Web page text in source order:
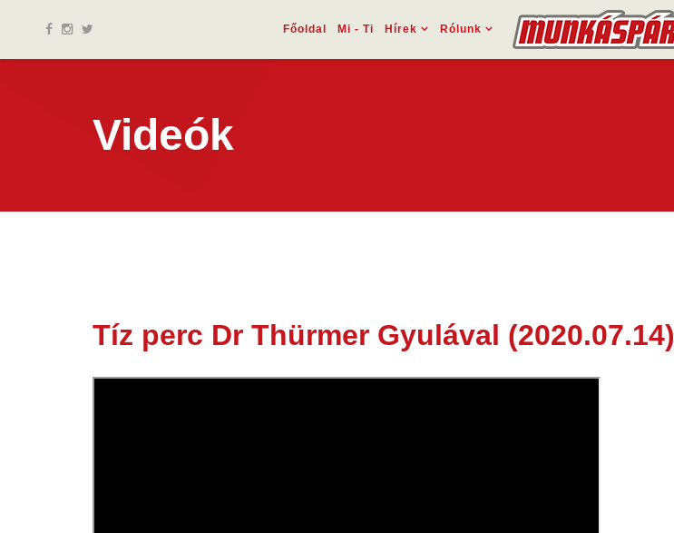
Főoldal Mi - Ti Hírek Rólunk
Videók
15 júl.
2020
Tíz perc Dr Thürmer Gyulával (2020.07.14)